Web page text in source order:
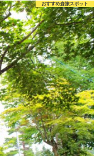
おすすめ森旅スポット